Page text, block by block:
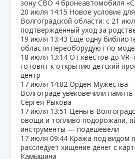
зону СВО 4 бронеавтомобиля
20 июля 14:15 Новое условие
Волгоградской области: с 21
подтверждённый уход за
19 июля 13:43 Ещё одну
области переоборудуют по
18 июля 13:14 От квестов до
готовят к открытию детский
центр
17 июля 14:02 Орден Мужества
Волгограде увековечили
Сергея Рыкова
17 июля 13:51 Цены в
овощи и топливо подорожали,
инструменты — подешевели
17 июля 09:44 Кража под видом
расследует хищение денег с
Камышина